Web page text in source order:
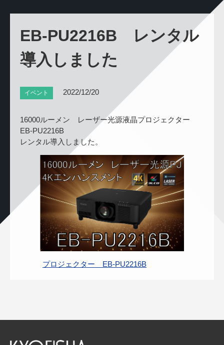
EB-PU2216B レンタル
導入しました
イベント 2022/12/20
16000ルーメン レーザー光源液晶プロジェクター
EB-PU2216B
レンタル導入しました。
プロジェクター EB-PU2216B